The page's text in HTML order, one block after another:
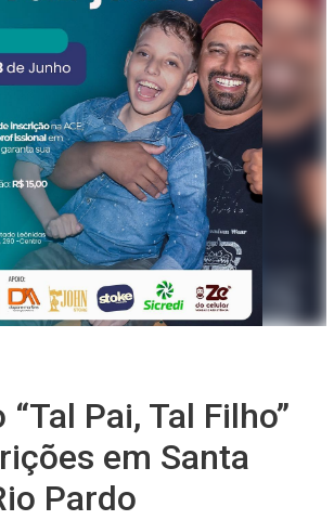
Pai, Tal Filho”
em Santa
Pardo